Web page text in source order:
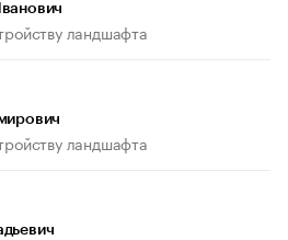
ландшафта
ландшафта